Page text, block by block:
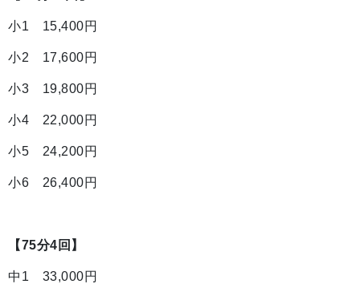
小1 15,400円
小2 17,600円
小3 19,800円
小4 22,000円
小5 24,200円
小6 26,400円
【75分4回 】
中1 33,000円